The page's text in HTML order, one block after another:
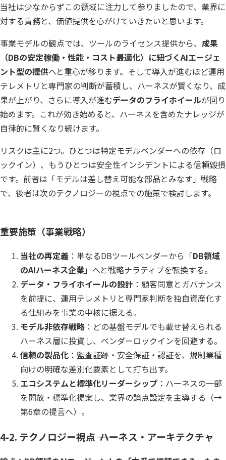
当社は少なからずこの領域に注力して参りましたので、業界に
対する責務と、価値提供を心がけていきたいと思います。
事業モデルの観点では、ツールのライセンス提供から、 成果
（DBの安定稼働・性能・コスト最適化）に紐づくAIエージェ
ント型の提供へと重心が移ります。そして導入が進むほど運用
テレメトリと専門家の判断が蓄積し、ハーネスが賢くなり、成
果が上がり、さらに導入が進む――データのフライホイールが回り
始めます。これが効き始めると、ハーネスを含めたナレッジが
自律的に賢くなり続けます。
リスクは主に2つ。ひとつは特定モデルベンダーへの依存（ロ
ックイン）、もうひとつは安全性インシデントによる信頼毀損
です。前者は「モデルは差し替え可能な部品とみなす」戦略
で、後者は次のテクノロジーの視点での施策で検討します。
重要施策（事業戦略）
当社の再定義 ：単なるDBツールベンダーから「DB領域
のAIハーネス企業」へと戦略ナラティブを転換する。
データ・フライホイールの設計 ：顧客同意とガバナンス
を前提に、運用テレメトリと専門家判断を独自資産化す
る仕組みを事業の中核に据える。
モデル非依存戦略 ：どの基盤モデルでも載せ替えられる
ハーネス層に投資し、ベンダーロックインを回避する。
信頼の製品化 ：監査証跡・安全保証・認証を、規制業種
向けの明確な差別化要素として打ち出す。
エコシステムと標準化リーダーシップ ：ハーネスの一部
を開放・標準化提案し、業界の論点設定を主導する（→
第6章の提言へ）。
4-2. テクノロジー視点 ―― ハーネス・アーキテクチャ